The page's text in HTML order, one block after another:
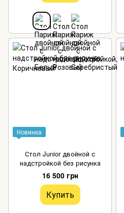
Новинка
Стол Junior двойной с
надстройкой без рисунка
16 500 грн
Купить